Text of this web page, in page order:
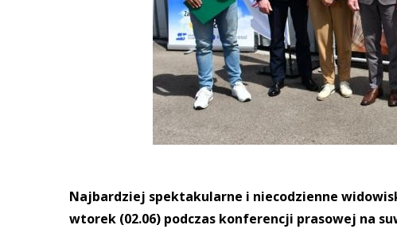
Najbardziej spektakularne i niecodzienne
wtorek (02.06) podczas konferencji prasowej na